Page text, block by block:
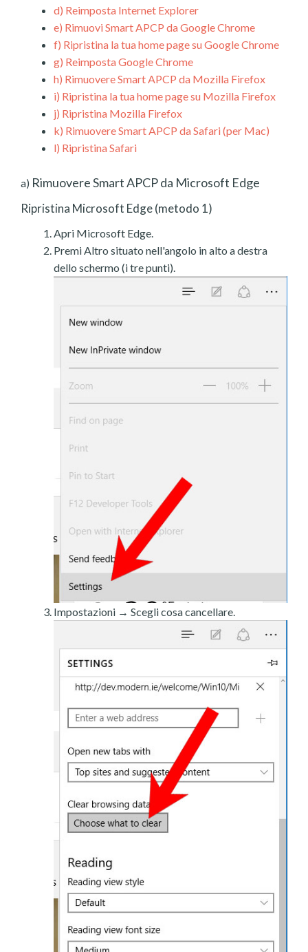
d) Reimposta Internet Explorer
e) Rimuovi Smart APCP da Google Chrome
f) Ripristina la tua home page su Google Chrome
g) Reimposta Google Chrome
h) Rimuovere Smart APCP da Mozilla Firefox
i) Ripristina la tua home page su Mozilla Firefox
j) Ripristina Mozilla Firefox
k) Rimuovere Smart APCP da Safari (per Mac)
l) Ripristina Safari
a) Rimuovere Smart APCP da Microsoft Edge
Ripristina Microsoft Edge (metodo 1)
Apri Microsoft Edge.
Premi Altro situato nell'angolo in alto a destra
dello schermo (i tre punti).
Impostazioni → Scegli cosa cancellare.